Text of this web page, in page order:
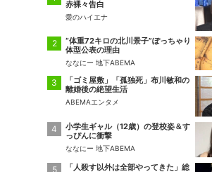
赤裸々告白
愛のハイエナ
“体重72キロの北川景子”ぽっちゃり
体型公表の理由
ななにー 地下ABEMA
「ゴミ屋敷」「孤独死」布川敏和の
離婚後の絶望生活
ABEMAエンタメ
小学生ギャル（12歳）の登校姿＆す
っぴんに衝撃
ななにー 地下ABEMA
「人殺す以外は全部やってきた」総